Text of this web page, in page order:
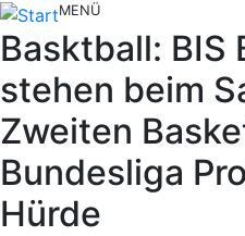
MENÜ
Basktball: BIS
stehen beim
Zweiten
Bundesliga
Hürde